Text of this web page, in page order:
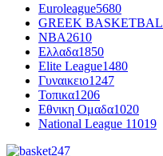
Euroleague5680
GREEK
NBA2610
Ελλαδα1850
Elite League1480
Γυναικειο1247
Τοπικα1206
Εθνικη Ομαδα1020
National League 11019